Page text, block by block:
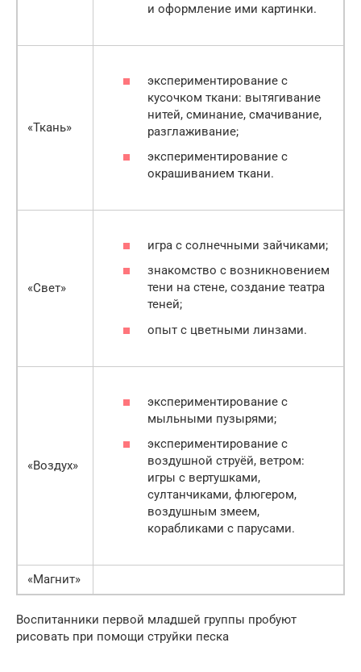
и оформление ими картинки.
«Ткань»
экспериментирование с
кусочком ткани: вытягивание
нитей, сминание, смачивание,
разглаживание;
экспериментирование с
окрашиванием ткани.
«Свет»
игра с солнечными зайчиками;
знакомство с возникновением
тени на стене, создание театра
теней;
опыт с цветными линзами.
«Воздух»
экспериментирование с
мыльными пузырями;
экспериментирование с
воздушной струёй, ветром:
игры с вертушками,
султанчиками, флюгером,
воздушным змеем,
корабликами с парусами.
«Магнит»
Воспитанники первой младшей группы пробуют
рисовать при помощи струйки песка